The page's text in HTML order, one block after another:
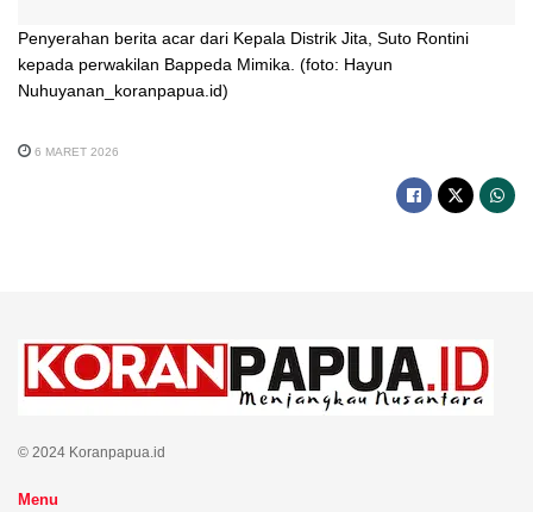
Penyerahan berita acar dari Kepala Distrik Jita, Suto Rontini
kepada perwakilan Bappeda Mimika. (foto: Hayun
Nuhuyanan_koranpapua.id)
6 MARET 2026
© 2024 Koranpapua.id
Menu